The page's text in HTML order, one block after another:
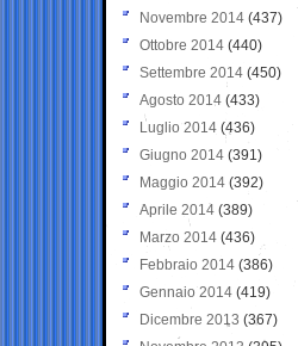
Novembre 2014 (437)
Ottobre 2014 (440)
Settembre 2014 (450)
Agosto 2014 (433)
Luglio 2014 (436)
Giugno 2014 (391)
Maggio 2014 (392)
Aprile 2014 (389)
Marzo 2014 (436)
Febbraio 2014 (386)
Gennaio 2014 (419)
Dicembre 2013 (367)